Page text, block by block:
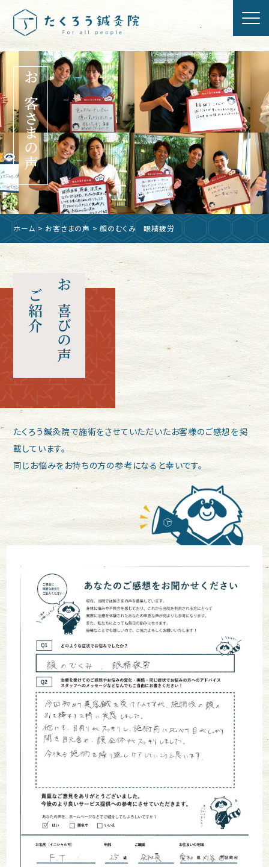
お客さまの声
ホーム > お客さまの声 > 顔のむくみ 眼精疲労
お喜びの声
ご紹介
たくろう鍼灸院で施術をさせていただいたお客様のご感想を掲
載しています。
同じお悩みをお持ちの方の参考になると幸いです。